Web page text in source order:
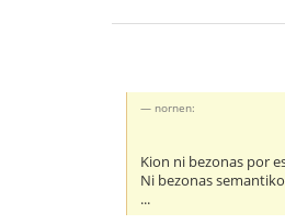
nornen:
Kion ni bezonas por
Ni bezonas
...